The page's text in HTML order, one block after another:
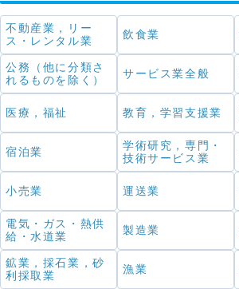
不動産業，リー
ス・レンタル業
飲食業
公務（他に分類さ
れるものを除く）
サービス業全般
医療，福祉 教育，学習支援業
宿泊業
学術研究，専門・
技術サービス業
小売業 運送業
電気・ガス・熱供
給・水道業
製造業
鉱業，採石業，砂
利採取業
漁業